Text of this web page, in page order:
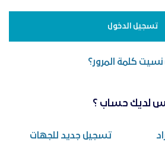
كلمة المرور؟
لديك حساب ؟
تسجيل جديد للجهات